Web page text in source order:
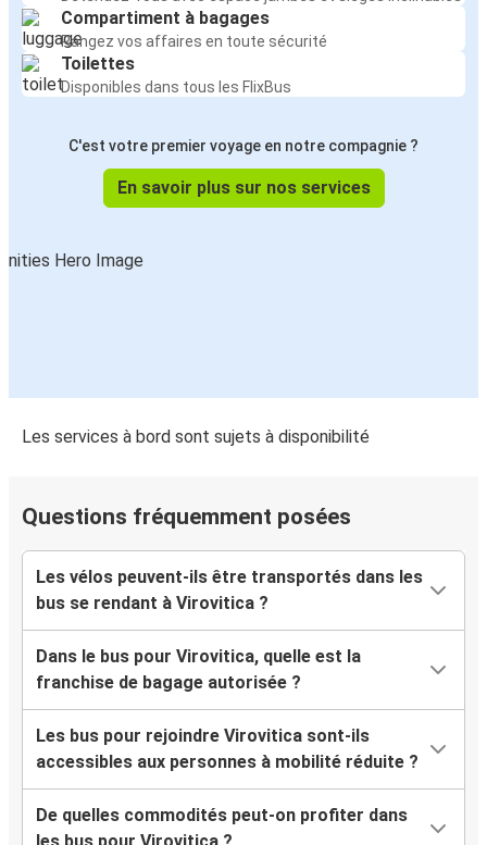
Compartiment à bagages
Rangez vos affaires en toute sécurité
Toilettes
Disponibles dans tous les FlixBus
C'est votre premier voyage en notre compagnie ?
En savoir plus sur nos services
Les services à bord sont sujets à disponibilité
Questions fréquemment posées
Les vélos peuvent-ils être transportés dans les
bus se rendant à Virovitica ?
Dans le bus pour Virovitica, quelle est la
franchise de bagage autorisée ?
Les bus pour rejoindre Virovitica sont-ils
accessibles aux personnes à mobilité réduite ?
De quelles commodités peut-on profiter dans